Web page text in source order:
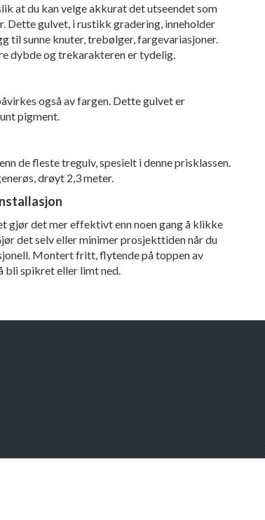
at du kan velge akkurat det utseendet som
Dette gulvet, i rustikk gradering, inneholder
til sunne knuter, trebølger, fargevariasjoner.
dybde og trekarakteren er tydelig.
også av fargen. Dette gulvet er
pigment.
de fleste tregulv, spesielt i denne prisklassen.
drøyt 2,3 meter.
gjør det mer effektivt enn noen gang å klikke
det selv eller minimer prosjekttiden når du
Montert fritt, flytende på toppen av
bli spikret eller limt ned.